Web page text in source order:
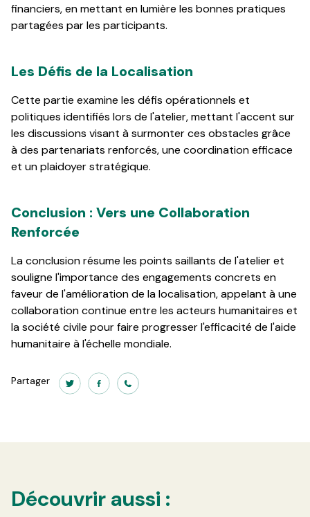
financiers, en mettant en lumière les bonnes pratiques
partagées par les participants.
Les Défis de la Localisation
Cette partie examine les défis opérationnels et
politiques identifiés lors de l'atelier, mettant l'accent sur
les discussions visant à surmonter ces obstacles grâce
à des partenariats renforcés, une coordination efficace
et un plaidoyer stratégique.
Conclusion : Vers une Collaboration
Renforcée
La conclusion résume les points saillants de l'atelier et
souligne l'importance des engagements concrets en
faveur de l'amélioration de la localisation, appelant à une
collaboration continue entre les acteurs humanitaires et
la société civile pour faire progresser l'efficacité de l'aide
humanitaire à l'échelle mondiale.
Partager
Découvrir aussi :